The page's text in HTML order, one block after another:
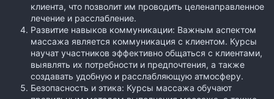
клиента, что позволит им проводить целенаправленное
лечение и расслабление.
Развитие навыков коммуникации: Важным аспектом
массажа является коммуникация с клиентом. Курсы
научат участников эффективно общаться с клиентами,
выявлять их потребности и предпочтения, а также
создавать удобную и расслабляющую атмосферу.
Безопасность и этика: Курсы массажа обучают